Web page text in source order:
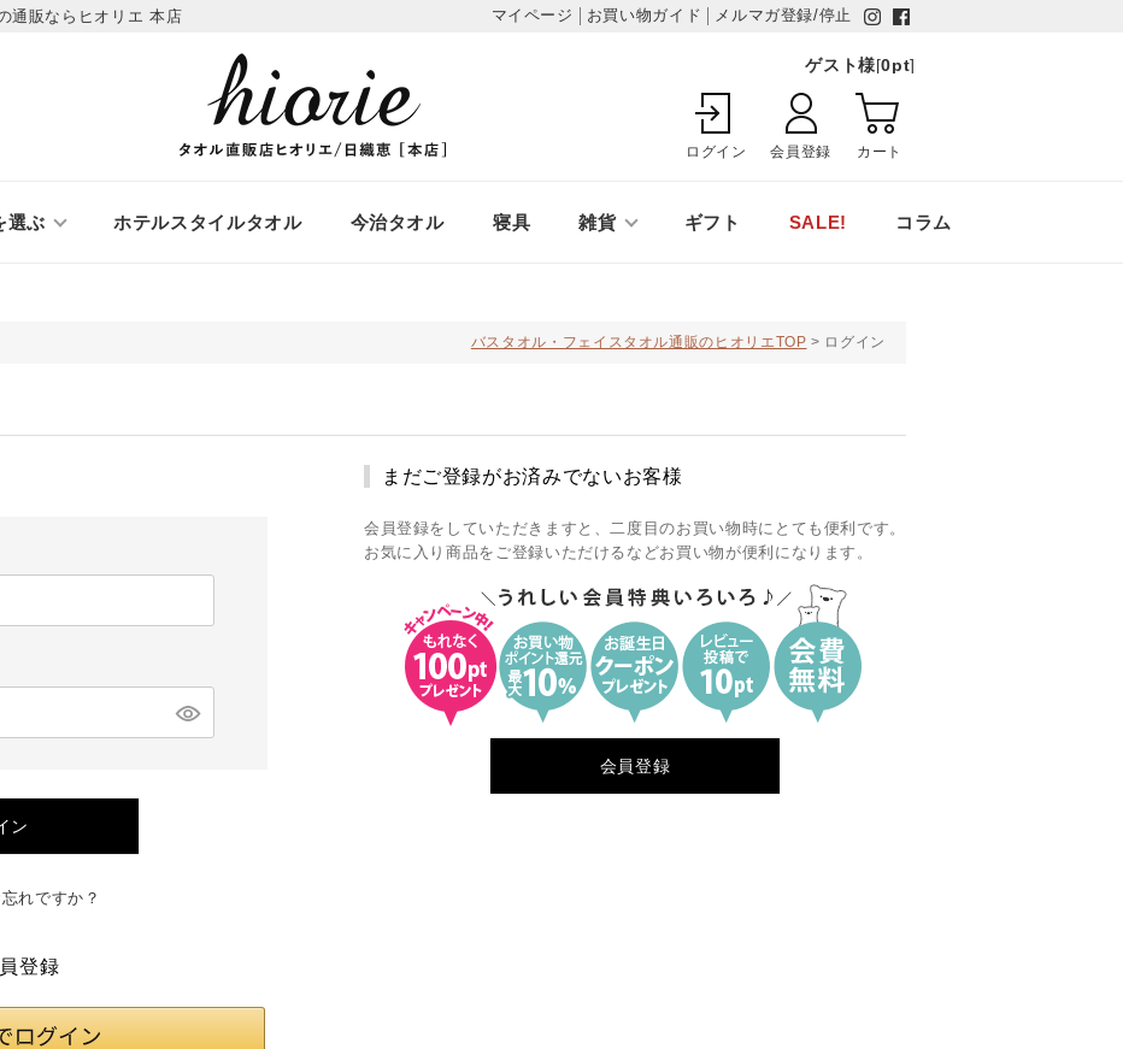
通販ならヒオリエ 本店 マイページ お買い物ガイド メルマガ登録/停止
ゲスト様[0pt]
ログイン 会員登録 カート
選ぶ ホテルスタイルタオル 今治タオル 寝具 雑貨 ギフト SALE! コラム
バスタオル・フェイスタオル通販のヒオリエTOP ログイン
ン
れですか？
登録
まだご登録がお済みでないお客様
会員登録をしていただきますと、二度目のお買い物時にとても便利です。
お気に入り商品をご登録いただけるなどお買い物が便利になります。
会員登録